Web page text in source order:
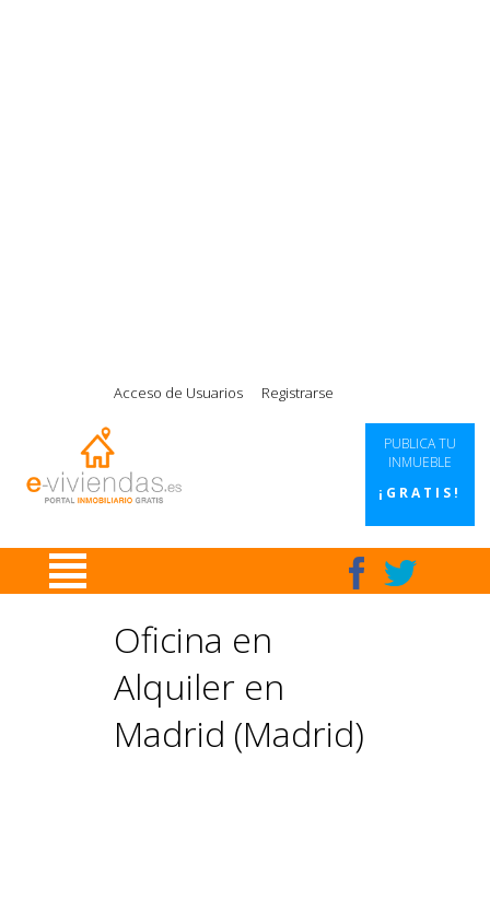
Acceso de Usuarios Registrarse
PUBLICA TU
INMUEBLE
¡GRATIS!
Oficina en
Alquiler en
Madrid (Madrid)